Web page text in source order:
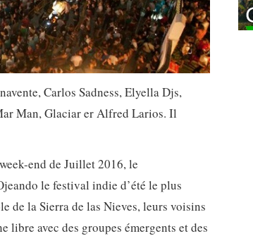
Carlos Sadness, Elyella Djs,
Man, Glaciar er Alfred Larios. Il
end de Juillet 2016, le
le festival indie d’été le plus
de la Sierra de las Nieves, leurs voisins
avec des groupes émergents et des